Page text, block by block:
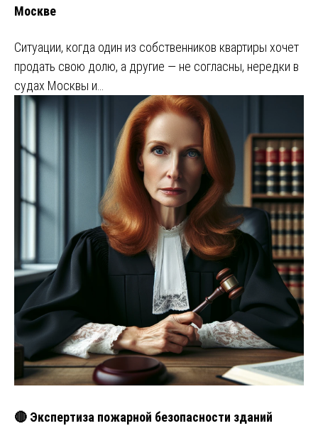
Москве
Ситуации, когда один из собственников квартиры хочет
продать свою долю, а другие — не согласны, нередки в
судах Москвы и…
🔴 Экспертиза пожарной безопасности зданий